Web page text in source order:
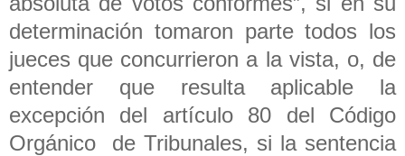
determinación tomaron parte todos los
jueces que concurrieron a la vista, o, de
entender que resulta aplicable la
excepción del artículo 80 del Código
Orgánico de Tribunales, si la sentencia